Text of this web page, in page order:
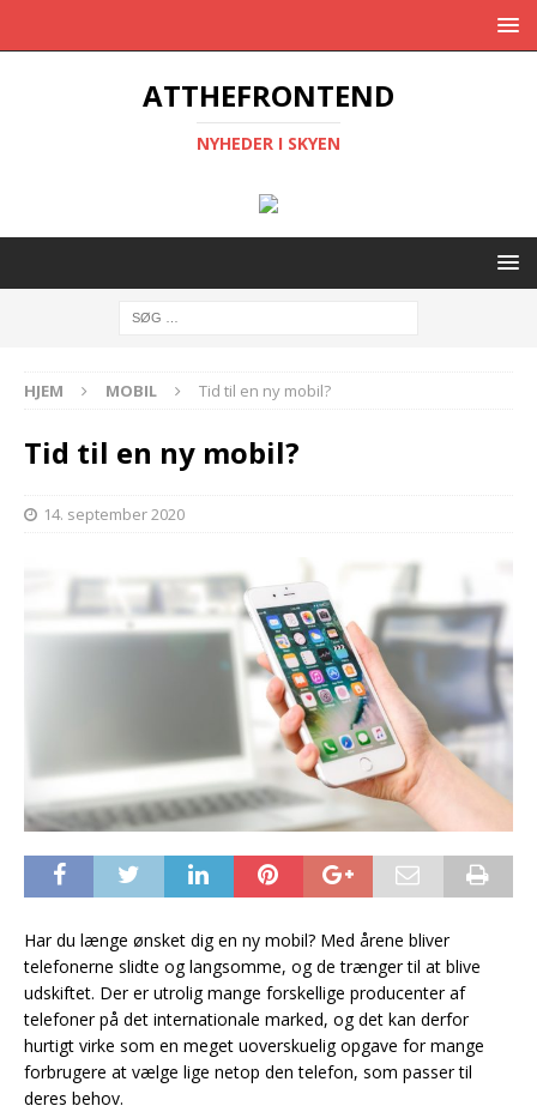
ATTHEFRONTEND
NYHEDER I SKYEN
HJEM MOBIL Tid til en ny mobil?
Tid til en ny mobil?
14. september 2020
Har du længe ønsket dig en ny mobil? Med årene bliver
telefonerne slidte og langsomme, og de trænger til at blive
udskiftet. Der er utrolig mange forskellige producenter af
telefoner på det internationale marked, og det kan derfor
hurtigt virke som en meget uoverskuelig opgave for mange
forbrugere at vælge lige netop den telefon, som passer til
deres behov.